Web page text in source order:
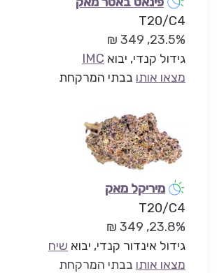
T20/C4
23.5%, 349 ₪
גידול קנדי, יבוא IMC
מצאו אותו בבתי המרקחת
מיריקל מאק
T20/C4
23.8%, 349 ₪
גידול אינדור קנדי, יבוא שיח
מצאו אותו בבתי המרקחת